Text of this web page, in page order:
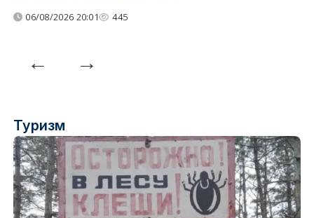
06/08/2026 20:01 445
Туризм